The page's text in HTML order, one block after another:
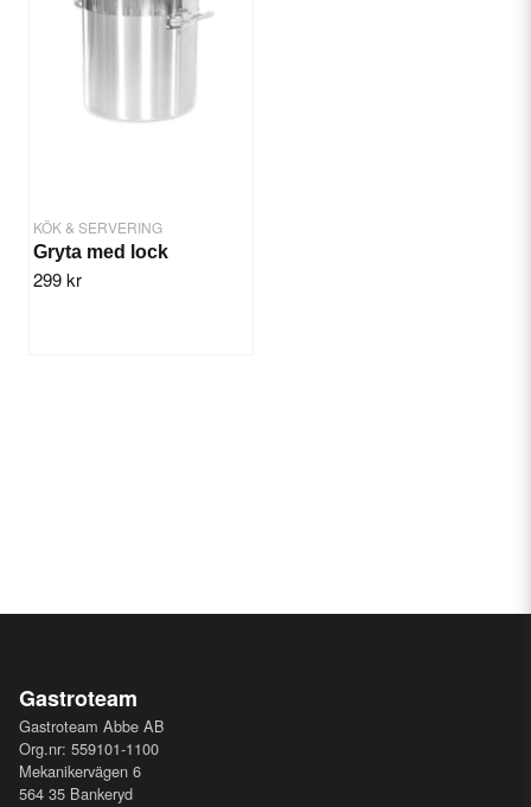
KÖK & SERVERING
Gryta med lock
299 kr
Gastroteam
Gastroteam Abbe AB
Org.nr: 559101-1100
Mekanikervägen 6
564 35 Bankeryd